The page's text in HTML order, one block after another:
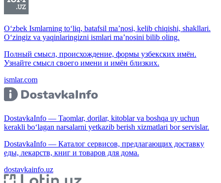
O‘zbek Ismlarning to‘liq, batafsil ma’nosi, kelib chiqishi, shakllari.
O‘zingiz va yaqinlaringizni ismlari ma’nosini bilib oling.
Полный смысл, происхождение, формы узбекских имён.
Узнайте смысл своего имени и имён близких.
ismlar.com
DostavkaInfo — Taomlar, dorilar, kitoblar va boshqa uy uchun
kerakli bo‘lagan narsalarni yetkazib berish xizmatlari bor servislar.
DostavkaInfo — Каталог сервисов, предлагающих доставку
еды, лекарств, книг и товаров для дома.
dostavkainfo.uz